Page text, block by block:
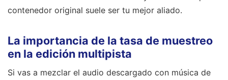
contenedor original suele ser tu mejor aliado.
La importancia de la tasa de muestreo
en la edición multipista
Si vas a mezclar el audio descargado con música de